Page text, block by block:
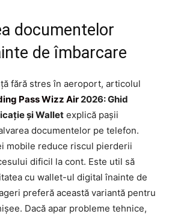
documentelor
de îmbarcare
fără stres în aeroport, articolul
Pass Wizz Air 2026: Ghid
și Wallet explică pașii
documentelor pe telefon.
mobile reduce riscul pierderii
dificil la cont. Este util să
cu wallet-ul digital înainte de
preferă această variantă pentru
Dacă apar probleme tehnice,